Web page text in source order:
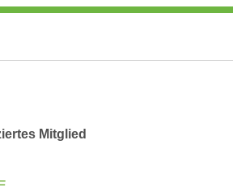
Mitglied